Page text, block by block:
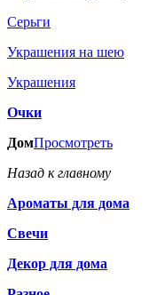
Серьги
Украшения на шею
Украшения
Очки
ДомПросмотреть
Назад к главному
Ароматы для дома
Свечи
Декор для дома